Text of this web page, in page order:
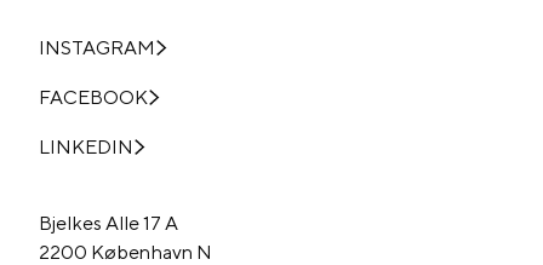
INSTAGRAM
FACEBOOK
LINKEDIN
Bjelkes Alle 17 A
2200 København N